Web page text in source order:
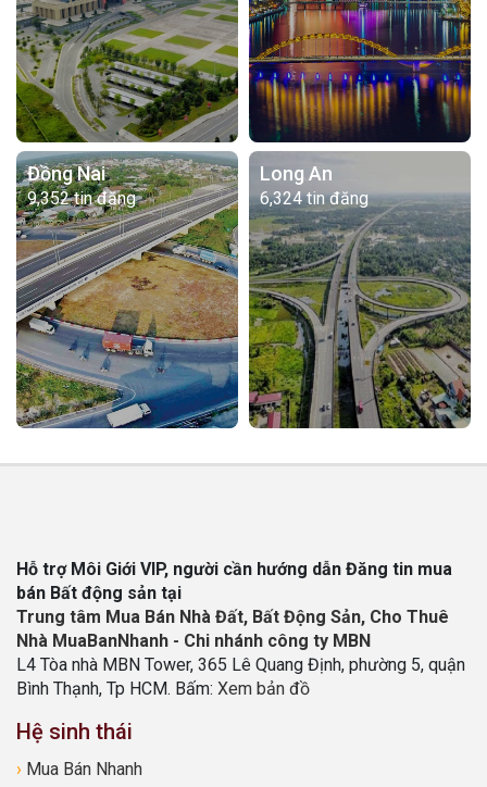
Đồng Nai
9,352 tin đăng
Long An
6,324 tin đăng
Hỗ trợ Môi Giới VIP, người cần hướng dẫn Đăng tin mua
bán Bất động sản tại
Trung tâm Mua Bán Nhà Đất, Bất Động Sản, Cho Thuê
Nhà MuaBanNhanh - Chi nhánh công ty MBN
L4 Tòa nhà MBN Tower, 365 Lê Quang Định, phường 5, quận
Bình Thạnh, Tp HCM. Bấm: Xem bản đồ
Hệ sinh thái
› Mua Bán Nhanh